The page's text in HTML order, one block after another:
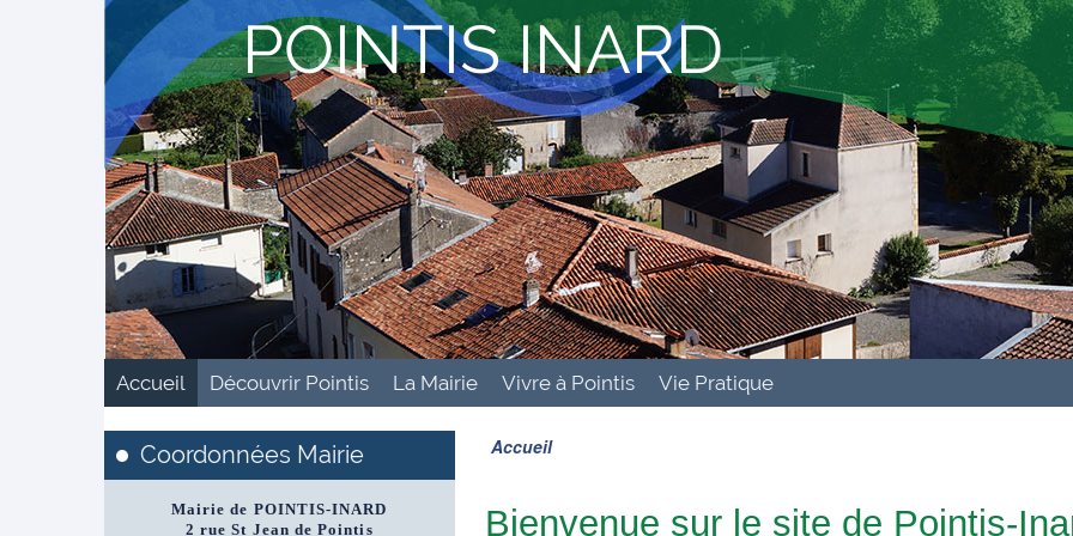
POINTIS INARD
Accueil Découvrir Pointis La Mairie Vivre à Pointis Vie Pratique
Accueil
Bienvenue sur le site de Pointis-
Coordonnées Mairie
Mairie de POINTIS-INARD
2 rue St Jean de Pointis